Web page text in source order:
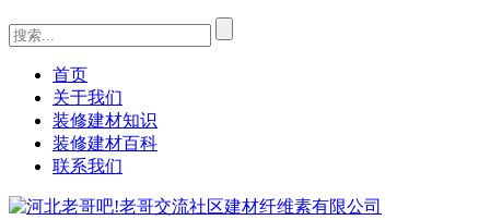
首页
关于我们
装修建材知识
装修建材百科
联系我们